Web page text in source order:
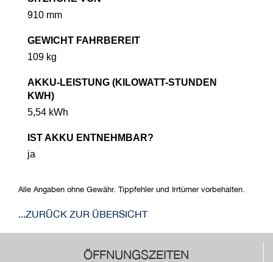
910 mm
GEWICHT FAHRBEREIT
109 kg
AKKU-LEISTUNG (KILOWATT-STUNDEN
KWH)
5,54 kWh
IST AKKU ENTNEHMBAR?
ja
Alle Angaben ohne Gewähr. Tippfehler und Irrtümer vorbehalten.
...ZURÜCK ZUR ÜBERSICHT
ÖFFNUNGSZEITEN